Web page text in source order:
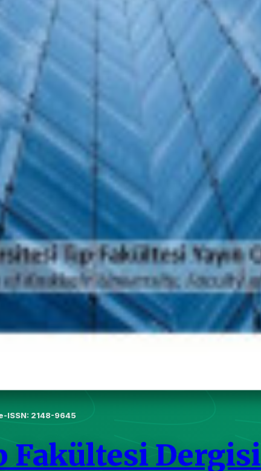
ISSN: 2148-9645
Fakültesi Dergisi